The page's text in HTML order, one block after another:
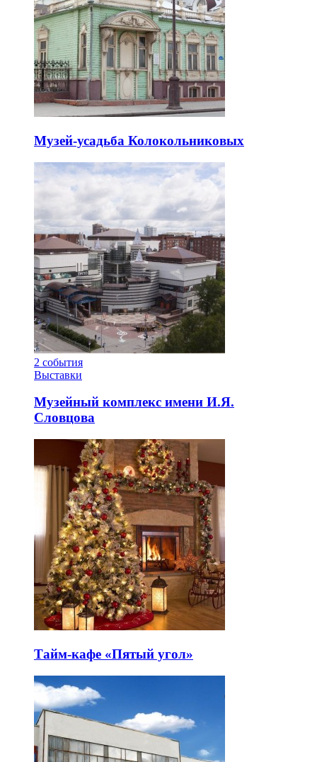
Музей-усадьба Колокольниковых
2 события
Выставки
Музейный комплекс имени И.Я.
Словцова
Тайм-кафе «Пятый угол»